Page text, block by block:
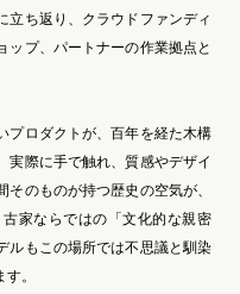
立ち返り、クラウドファンディ
ップ、パートナーの作業拠点と
プロダクトが、百年を経た木構
実際に手で触れ、質感やデザイ
のものが持つ歴史の空気が、
家ならではの「文化的な親密
ルもこの場所では不思議と馴染
。